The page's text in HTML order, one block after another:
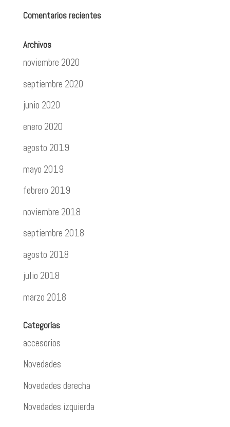
Comentarios recientes
Archivos
noviembre 2020
septiembre 2020
junio 2020
enero 2020
agosto 2019
mayo 2019
febrero 2019
noviembre 2018
septiembre 2018
agosto 2018
julio 2018
marzo 2018
Categorías
accesorios
Novedades
Novedades derecha
Novedades izquierda